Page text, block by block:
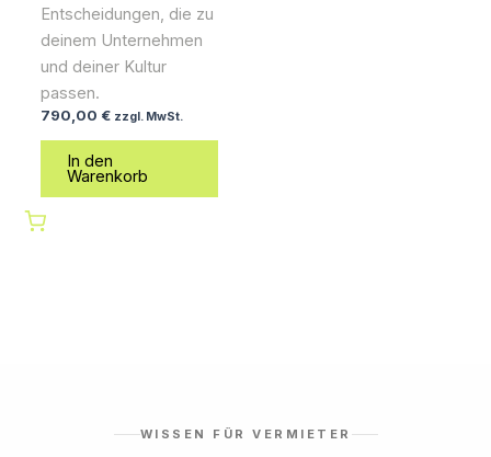
Entscheidungen, die zu
deinem Unternehmen
und deiner Kultur
passen.
790,00 € zzgl. MwSt.
In den
Warenkorb
WISSEN FÜR VERMIETER